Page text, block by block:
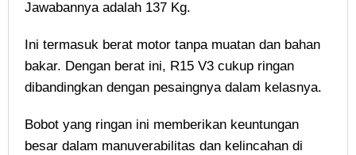
Jawabannya adalah 137 Kg.
Ini termasuk berat motor tanpa muatan dan bahan
bakar. Dengan berat ini, R15 V3 cukup ringan
dibandingkan dengan pesaingnya dalam kelasnya.
Bobot yang ringan ini memberikan keuntungan
besar dalam manuverabilitas dan kelincahan di